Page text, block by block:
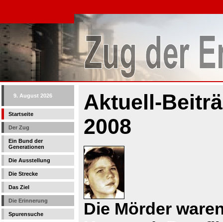
9. August 2026
Startseite
Der Zug
Ein Bund der
Generationen
Die Ausstellung
Die Strecke
Das Ziel
Die Erinnerung
Spurensuche
Aktuell-
2008
Die Mörder